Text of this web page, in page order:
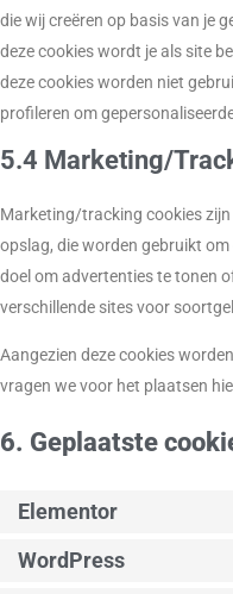
die wij creëren op basis van je
deze cookies wordt je als site
deze cookies worden niet
profileren om
5.4 Marketing/
Marketing/tracking cookies
opslag, die worden gebruikt
doel om advertenties te tonen
verschillende sites voor
Aangezien deze cookies
vragen we voor het plaatsen
6. Geplaatste
Elementor
WordPress